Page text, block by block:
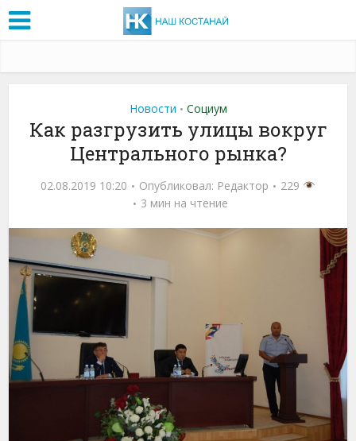
Новости • Социум
Как разгрузить улицы вокруг
Центрального рынка?
02.08.2019 10:20 Опубликовал: Редактор
229
3 мин на чтение